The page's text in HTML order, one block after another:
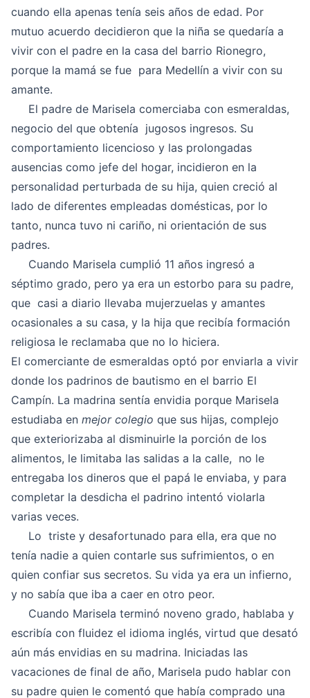
cuando ella apenas tenía seis años de edad. Por
mutuo acuerdo decidieron que la niña se quedaría a
vivir con el padre en la casa del barrio Rionegro,
porque la mamá se fue para Medellín a vivir con su
amante.
El padre de Marisela comerciaba con esmeraldas,
negocio del que obtenía jugosos ingresos. Su
comportamiento licencioso y las prolongadas
ausencias como jefe del hogar, incidieron en la
personalidad perturbada de su hija, quien creció al
lado de diferentes empleadas domésticas, por lo
tanto, nunca tuvo ni cariño, ni orientación de sus
padres.
Cuando Marisela cumplió 11 años ingresó a
séptimo grado, pero ya era un estorbo para su padre,
que casi a diario llevaba mujerzuelas y amantes
ocasionales a su casa, y la hija que recibía formación
religiosa le reclamaba que no lo hiciera.
El comerciante de esmeraldas optó por enviarla a vivir
donde los padrinos de bautismo en el barrio El
Campín. La madrina sentía envidia porque Marisela
estudiaba en mejor colegio que sus hijas, complejo
que exteriorizaba al disminuirle la porción de los
alimentos, le limitaba las salidas a la calle, no le
entregaba los dineros que el papá le enviaba, y para
completar la desdicha el padrino intentó violarla
varias veces.
Lo triste y desafortunado para ella, era que no
tenía nadie a quien contarle sus sufrimientos, o en
quien confiar sus secretos. Su vida ya era un infierno,
y no sabía que iba a caer en otro peor.
Cuando Marisela terminó noveno grado, hablaba y
escribía con fluidez el idioma inglés, virtud que desató
aún más envidias en su madrina. Iniciadas las
vacaciones de final de año, Marisela pudo hablar con
su padre quien le comentó que había comprado una